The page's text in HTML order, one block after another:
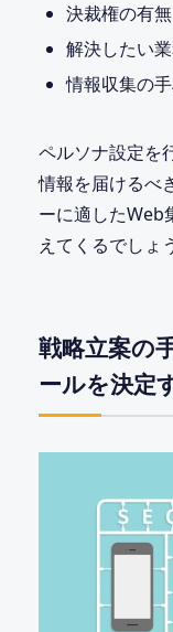
決裁権の有無
解決したい
情報収集の
ペルソナ設定を
情報を届けるべ
ーに適したWeb
えてくるでしょ
戦略立案の
ールを決定